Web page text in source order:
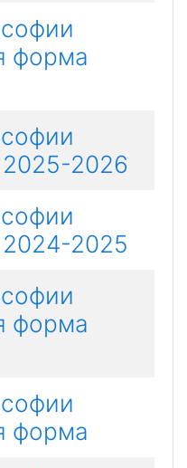
форма
2026
2025
форма
форма